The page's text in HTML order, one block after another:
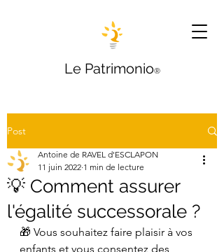
Le Patrimonio®
Post
💡 Comment assurer
l'égalité successorale ?
Antoine de RAVEL d'ESCLAPON
11 juin 2022 1 min de lecture
🎁 Vous souhaitez faire plaisir à vos
enfants et vous consentez des